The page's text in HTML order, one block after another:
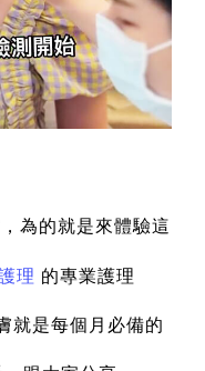
為的就是來體驗這
理 的專業護理
就是每個月必備的